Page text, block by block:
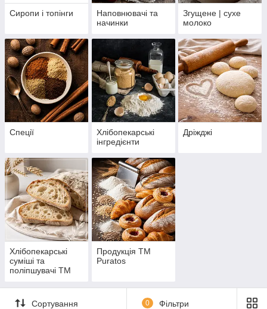
Сиропи і топінги
Наповнювачі та
начинки
Згущене | сухе
молоко
Спеції
Хлібопекарські
інгредієнти
Дріжджі
Хлібопекарські
суміші та
поліпшувачі ТМ
Продукція ТМ
Puratos
Сортування 0 Фільтри